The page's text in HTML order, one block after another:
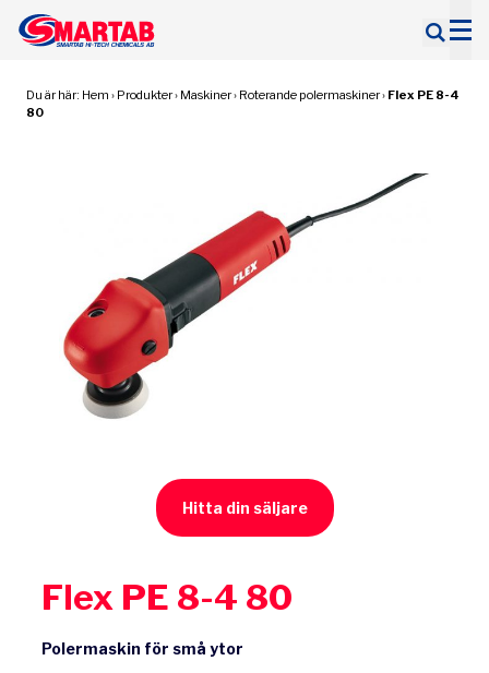
Sök
Du är här: Hem › Produkter› Maskiner› Roterande polermaskiner› Flex PE 8-4
80
Hitta din säljare
Flex PE 8-4 80
Polermaskin för små ytor